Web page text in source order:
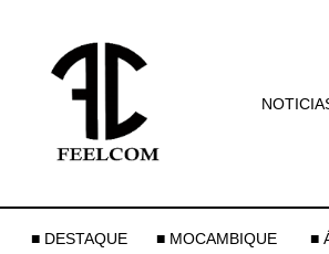
■ DESTAQUE ■ MOCAMBIQUE ■